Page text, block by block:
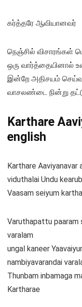
கர்த்தரே ஆவியானவர்
நெஞ்சில் விசாரங்கள்
ஒரு வார்த்தையினால்
இன்றே அதிசயம்
வாசலண்டை நின்று
Karthare
english
Karthare Aaviyanavar
viduthalai Undu
Vaasam seiyum
Varuthapattu paaram
varalam
ungal kaneer
nambiyavarandai
Thunbam inbamaga
Kartharae